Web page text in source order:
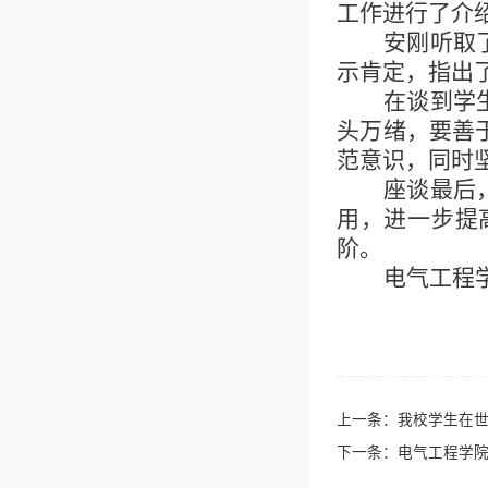
工作进行了介
安刚听取
示肯定，指出
在谈到学
头万绪，要善
范意识，同时
座谈最后
用，进一步提
阶。
电气工程
上一条：我校学生在
下一条： 电气工程学